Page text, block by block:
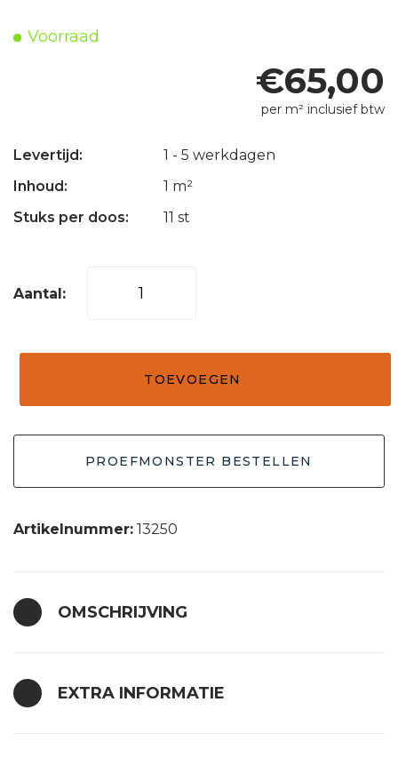
Voorraad
€65,00
per m² inclusief btw
Levertijd:
1 - 5 werkdagen
Inhoud:
1 m²
Stuks per doos:
11 st
grijs
aantal
TOEVOEGEN
PROEFMONSTER BESTELLEN
Artikelnummer: 13250
OMSCHRIJVING
EXTRA INFORMATIE